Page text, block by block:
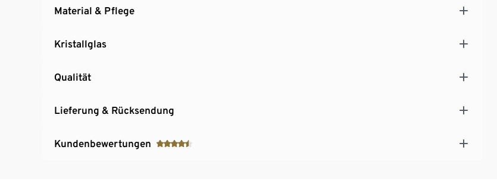
Material & Pflege
Kristallglas
Qualität
Lieferung & Rücksendung
Kundenbewertungen